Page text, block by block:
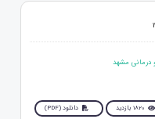
1820 بازدید دانلود (PDF)